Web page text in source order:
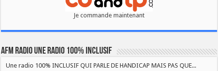
Je commande maintenant
AFM RADIO UNE RADIO 100% INCLUSIF
Une radio 100% INCLUSIF QUI PARLE DE HANDICAP MAIS PAS QUE...